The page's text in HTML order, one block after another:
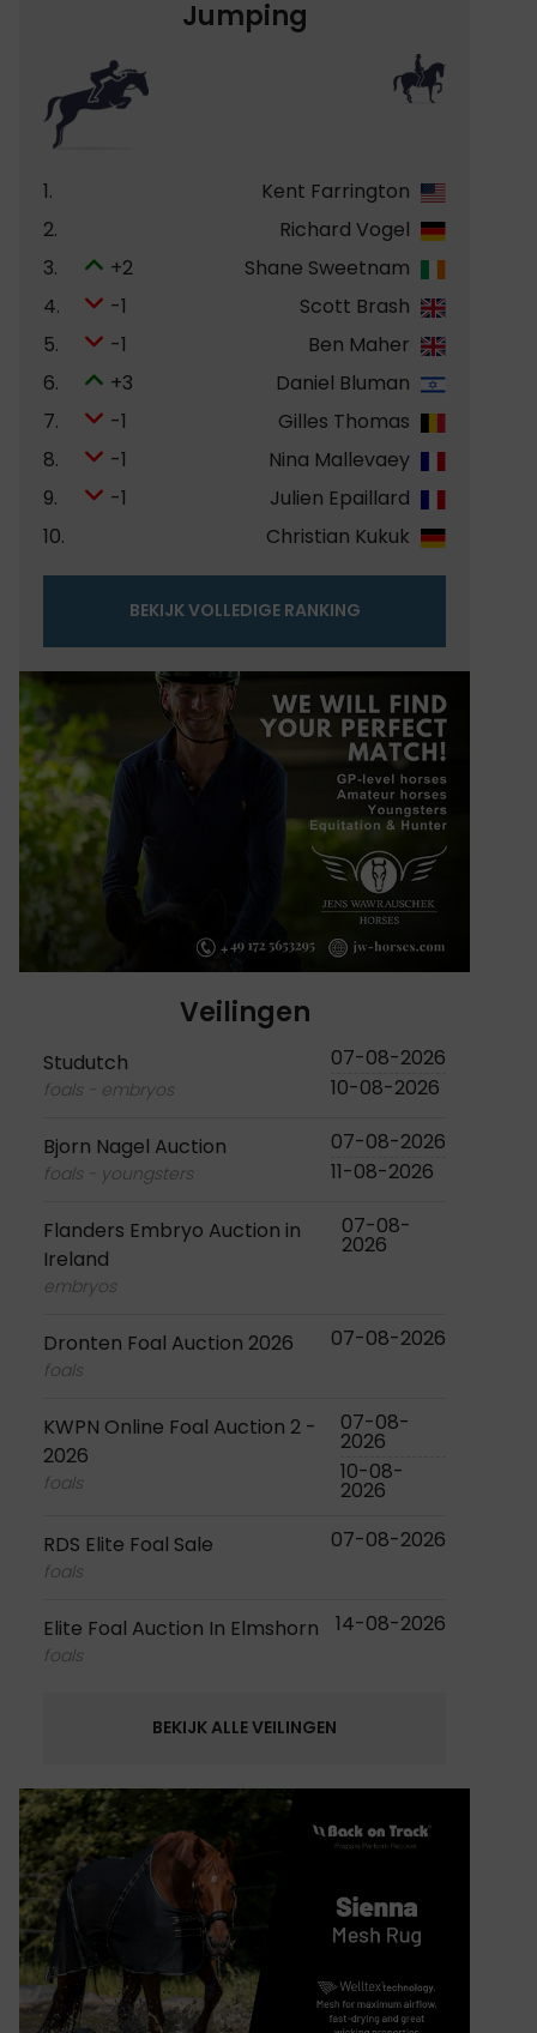
Jumping
1.
Kent Farrington
2.
Richard Vogel
3.
+2
Shane Sweetnam
4.
-1
Scott Brash
5.
-1
Ben Maher
6.
+3
Daniel Bluman
7.
-1
Gilles Thomas
8.
-1
Nina Mallevaey
9.
-1
Julien Epaillard
10.
Christian Kukuk
BEKIJK VOLLEDIGE RANKING
Veilingen
Studutch
foals - embryos
07-08-2026
10-08-2026
Bjorn Nagel Auction
foals - youngsters
07-08-2026
11-08-2026
Flanders Embryo Auction in
Ireland
embryos
07-08-
2026
Dronten Foal Auction 2026
foals
07-08-2026
KWPN Online Foal Auction 2 -
2026
foals
07-08-
2026
10-08-
2026
RDS Elite Foal Sale
foals
07-08-2026
Elite Foal Auction In Elmshorn
foals
14-08-2026
BEKIJK ALLE VEILINGEN